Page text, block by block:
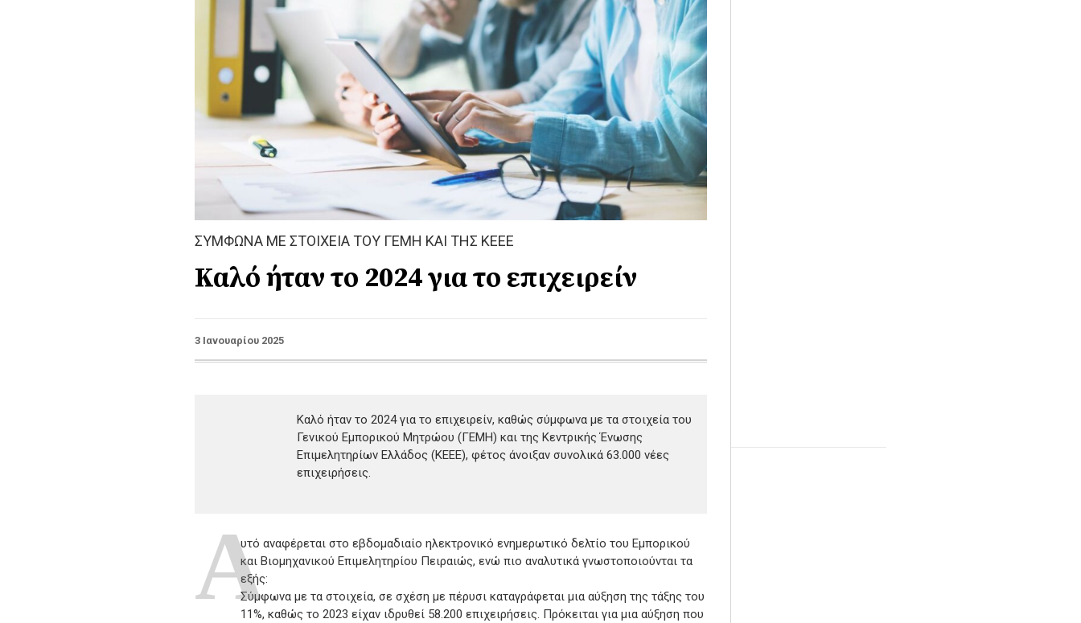
ΣΥΜΦΩΝΑ ΜΕ ΣΤΟΙΧΕΙΑ ΤΟΥ ΓΕΜΗ ΚΑΙ ΤΗΣ ΚΕΕΕ
Καλό ήταν το 2024 για το επιχειρείν
3 Ιανουαρίου 2025
Καλό ήταν το 2024 για το επιχειρείν, καθώς σύμφωνα με τα στοιχεία του
Γενικού Εμπορικού Μητρώου (ΓΕΜΗ) και της Κεντρικής Ένωσης
Επιμελητηρίων Ελλάδος (ΚΕΕΕ), φέτος άνοιξαν συνολικά 63.000 νέες
επιχειρήσεις.
Aυτό αναφέρεται στο εβδομαδιαίο ηλεκτρονικό ενημερωτικό δελτίο του Εμπορικού
και Βιομηχανικού Επιμελητηρίου Πειραιώς, ενώ πιο αναλυτικά γνωστοποιούνται τα
εξής:
Σύμφωνα με τα στοιχεία, σε σχέση με πέρυσι καταγράφεται μια αύξηση της τάξης του
11%, καθώς το 2023 είχαν ιδρυθεί 58.200 επιχειρήσεις. Πρόκειται για μια αύξηση που